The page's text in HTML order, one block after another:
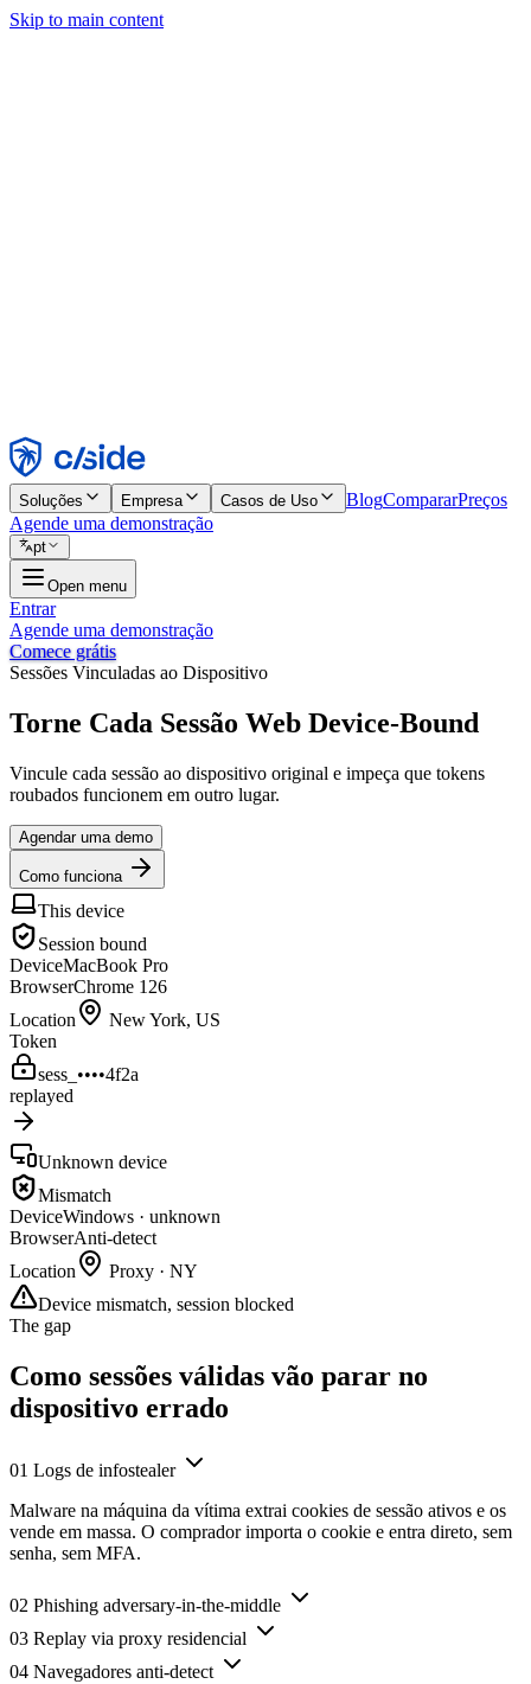
Skip to main content
Rejeitar
Soluções Empresa Casos de Uso BlogCompararPreços
Agende uma demonstração
pt
Open menu
Entrar
Agende uma demonstração
Comece grátis
Sessões Vinculadas ao Dispositivo
Torne Cada Sessão Web Device-Bound
Vincule cada sessão ao dispositivo original e impeça que tokens
roubados funcionem em outro lugar.
Agendar uma demo
Como funciona
This device
Session bound
DeviceMacBook Pro
BrowserChrome 126
Location
New York, US
Token
sess_••••4f2a
replayed
Unknown device
Mismatch
DeviceWindows · unknown
BrowserAnti-detect
Location
Proxy · NY
Device mismatch, session blocked
The gap
Como sessões válidas vão parar no
dispositivo errado
01 Logs de infostealer
Malware na máquina da vítima extrai cookies de sessão ativos e os
vende em massa. O comprador importa o cookie e entra direto, sem
senha, sem MFA.
02 Phishing adversary-in-the-middle
03 Replay via proxy residencial
04 Navegadores anti-detect